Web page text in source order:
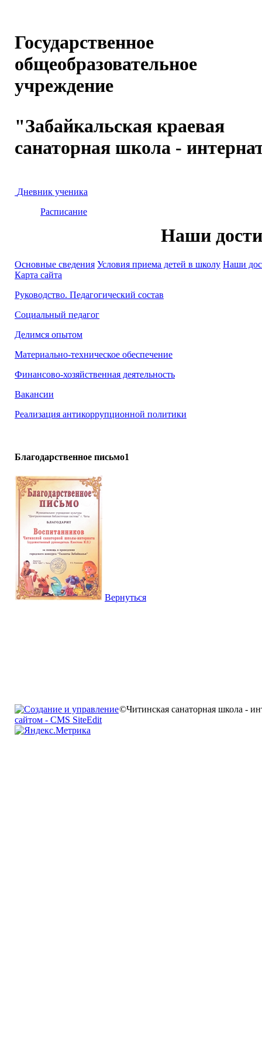
Государственное
общеобразовательное
учреждение
"Забайкальская краевая
санаторная школа -
Дневник ученика
Расписание
Наши
Основные сведения Условия приема детей в школу Наши
Карта сайта
Руководство. Педагогический состав
Социальный педагог
Делимся опытом
Материально-техническое обеспечение
Финансово-хозяйственная деятельность
Вакансии
Реализация антикоррупционной политики
Благодарственное письмо1
Вернуться
©Читинская санаторная школа -